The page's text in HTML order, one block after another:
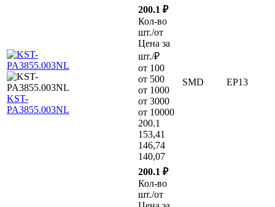
KST-
PA3855.003NL
200.1 ₽
Кол-во
шт./от
Цена за
шт./₽
от 100
от 500
от 1000
от 3000
от 10000
200.1
153,41
146,74
140,07
SMD EP13
200.1 ₽
Кол-во
шт./от